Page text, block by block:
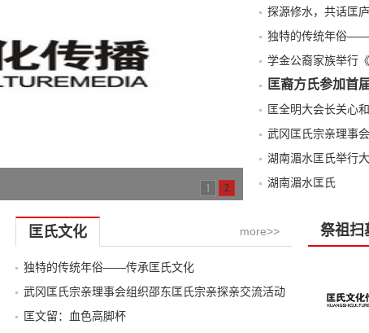
1 2
探源修水，共话匡
独特的传统年俗
匡裔方氏参加首
武冈匡氏宗亲理事
湖南湄水匡氏举行
湖南湄水匡氏
more>>
匡氏文化
独特的传统年俗——传承匡氏文化
武冈匡氏宗亲理事会组织邵东匡氏宗亲探亲交流活动
匡文留：血色高脚杯
祭祖扫